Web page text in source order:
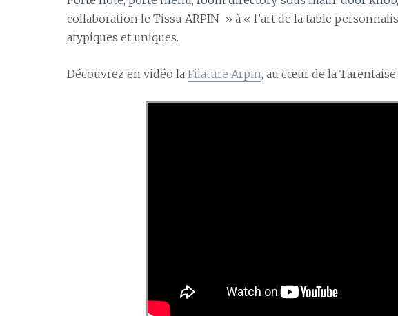
collaboration le Tissu ARPIN » à « l’art de la table
atypiques et uniques.
Découvrez en vidéo la Filature Arpin, au cœur de la Tarentaise